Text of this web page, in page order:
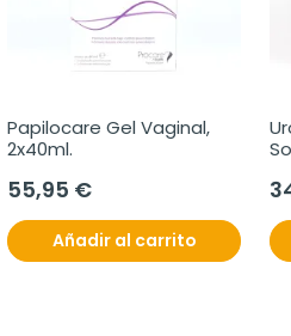
Papilocare Gel Vaginal,
2x40ml.
55,95 €
Añadir al carrito